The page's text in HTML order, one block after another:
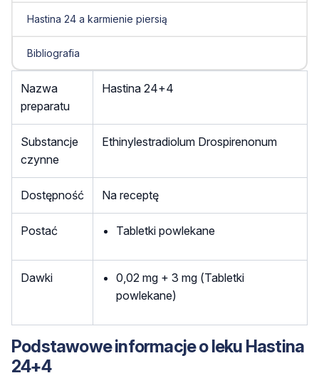
Hastina 24 a karmienie piersią
Bibliografia
Nazwa
preparatu
Hastina 24+4
Substancje
czynne
Ethinylestradiolum Drospirenonum
Dostępność Na receptę
Postać Tabletki powlekane
Dawki
0,02 mg + 3 mg (Tabletki
powlekane)
Podstawowe informacje o leku Hastina
24+4